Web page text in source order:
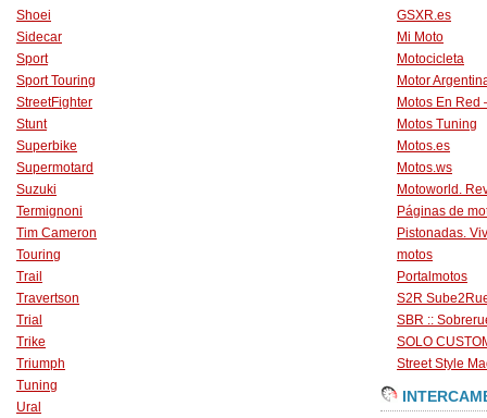
Shoei
Sidecar
Sport
Sport Touring
StreetFighter
Stunt
Superbike
Supermotard
Suzuki
Termignoni
Tim Cameron
Touring
Trail
Travertson
Trial
Trike
Triumph
Tuning
Ural
GSXR.es
Mi Moto
Motocicleta
Motor
Motos En Red
Motos Tuning
Motos.es
Motos.ws
Motoworld.
Páginas de
Pistonadas.
motos
Portalmotos
S2R
SBR ::
SOLO
Street Style